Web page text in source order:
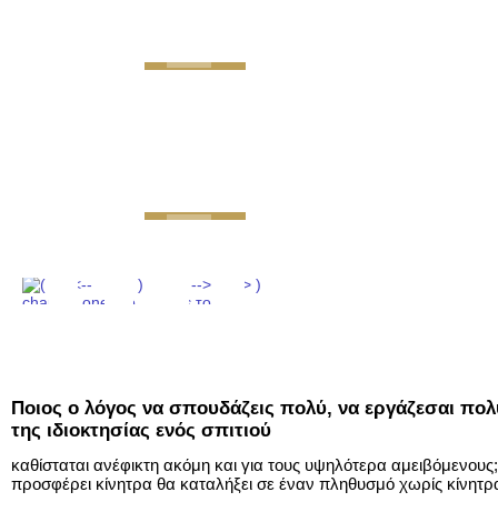
Ποιος ο λόγος να σπουδάζεις πολύ, να εργάζεσαι
της ιδιοκτησίας ενός σπιτιού
καθίσταται ανέφικτη ακόμη και για τους υψηλότερα
προσφέρει κίνητρα θα καταλήξει σε έναν πληθυσμό χωρίς